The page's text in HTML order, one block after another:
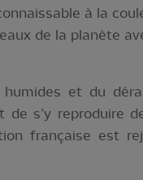
à la
de la planète
et du
s’y reproduire
française est